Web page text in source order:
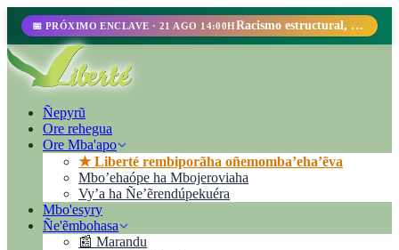
📅 PRÓXIMO ENCLAVE · 21 AGO 14:00H Racismo estructural, perfilamiento racial y abolicionismo carcelario.
Ñepyrũ
Ore rehegua
Ore Mba'apo
★ Liberté rembiporãha oñemomba’eha’ẽva
Mbo’ehaópe ha Mbojeroviaha
Vyʼa ha Ñe’ẽrendúpekuéra
Mbo'esyry
Ñe'ẽmbohasa
📰 Marandu